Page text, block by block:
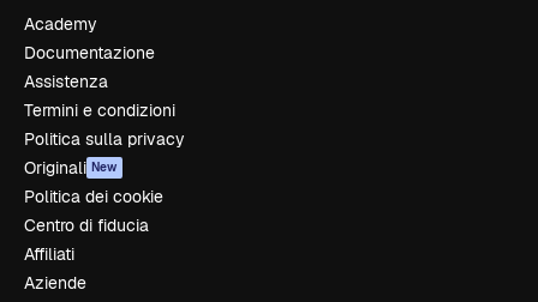
Academy
Documentazione
Assistenza
Termini e condizioni
Politica sulla privacy
Originali New
Politica dei cookie
Centro di fiducia
Affiliati
Aziende